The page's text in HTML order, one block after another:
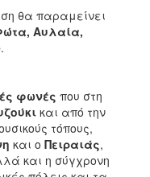
θα παραμείνει
Αυλαία,
.
φωνές που στη
και από την
τόπους,
και ο Πειραιάς,
και η σύγχρονη